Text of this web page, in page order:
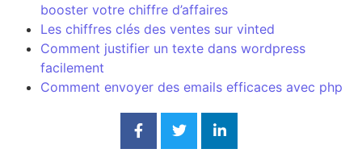
booster votre chiffre d’affaires
Les chiffres clés des ventes sur vinted
Comment justifier un texte dans wordpress
facilement
Comment envoyer des emails efficaces avec php